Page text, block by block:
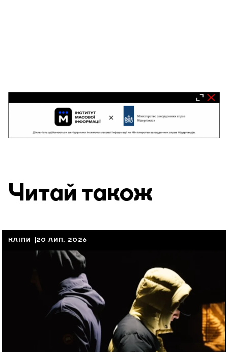
Читай також
КЛІПИ 20 ЛИП, 2026